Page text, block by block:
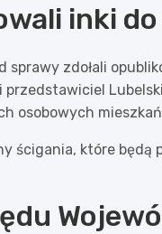
inki
sprawy zdołali
osobowych
ścigania, które